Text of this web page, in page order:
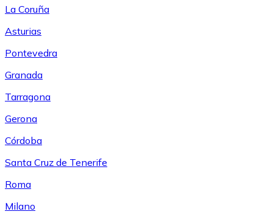
La Coruña
Asturias
Pontevedra
Granada
Tarragona
Gerona
Córdoba
Santa Cruz de Tenerife
Roma
Milano